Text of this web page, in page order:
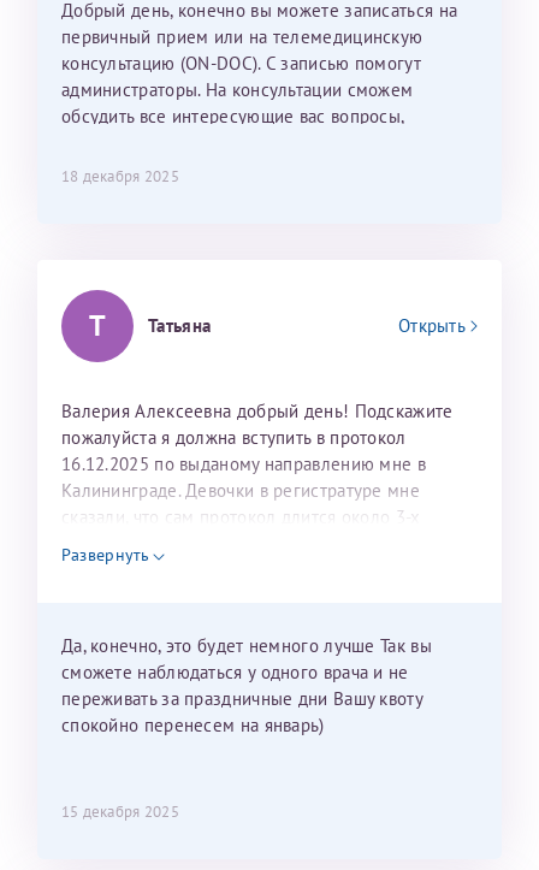
С ней общение было, как с давней знакомой, очень
лёгкое и простое. Вообще в данной клинике весь
персонал очень вежливый и чуткий, прям приятно
находиться. Мы собираемся туда ещё за вторым
ребёнком, и конечно же только к Ринату
сомнений.
26 июля 2026
Добрый день, конечно вы можете записаться на
первичный прием или на телемедицинскую
консультацию (ON-DOC). С записью помогут
администраторы. На консультации сможем
обсудить все интересующие вас вопросы,
18 декабря 2025
Т Татьяна Открыть
Валерия Алексеевна добрый день! Подскажите
пожалуйста я должна вступить в протокол
16.12.2025 по выданому направлению мне в
Калининграде. Девочки в регистратуре мне
сказали, что сам протокол длится около 3-х
недель и 3 недели я должна находится в Питере.
Можно мне новый год провести в Калининграде и
Развернуть
Да, конечно, это будет немного лучше Так вы
сможете наблюдаться у одного врача и не
переживать за праздничные дни Вашу квоту
спокойно перенесем на январь)
15 декабря 2025